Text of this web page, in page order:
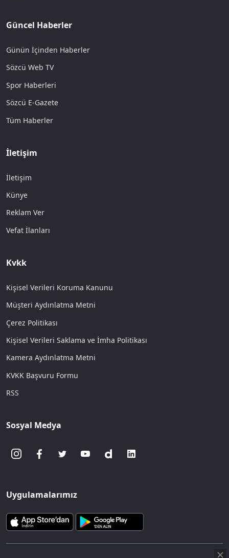
Güncel Haberler
Günün İçinden Haberler
Sözcü Web TV
Spor Haberleri
Sözcü E-Gazete
Tüm Haberler
İletişim
İletişim
Künye
Reklam Ver
Vefat İlanları
Kvkk
Kişisel Verileri Koruma Kanunu
Müşteri Aydınlatma Metni
Çerez Politikası
Kişisel Verileri Saklama ve İmha Politikası
Kamera Aydınlatma Metni
KVKK Başvuru Formu
RSS
Sosyal Medya
Uygulamalarımız